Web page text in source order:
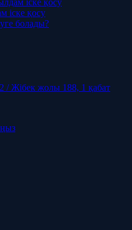
іске қосу
іске қосу
болады?
/ Жібек жолы 188, 1 қабат